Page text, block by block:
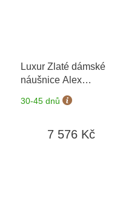
Luxur Zlaté dámské
náušnice Alex
+ možnost
výměny do 90 dní
30-45 dnů
7 576 Kč